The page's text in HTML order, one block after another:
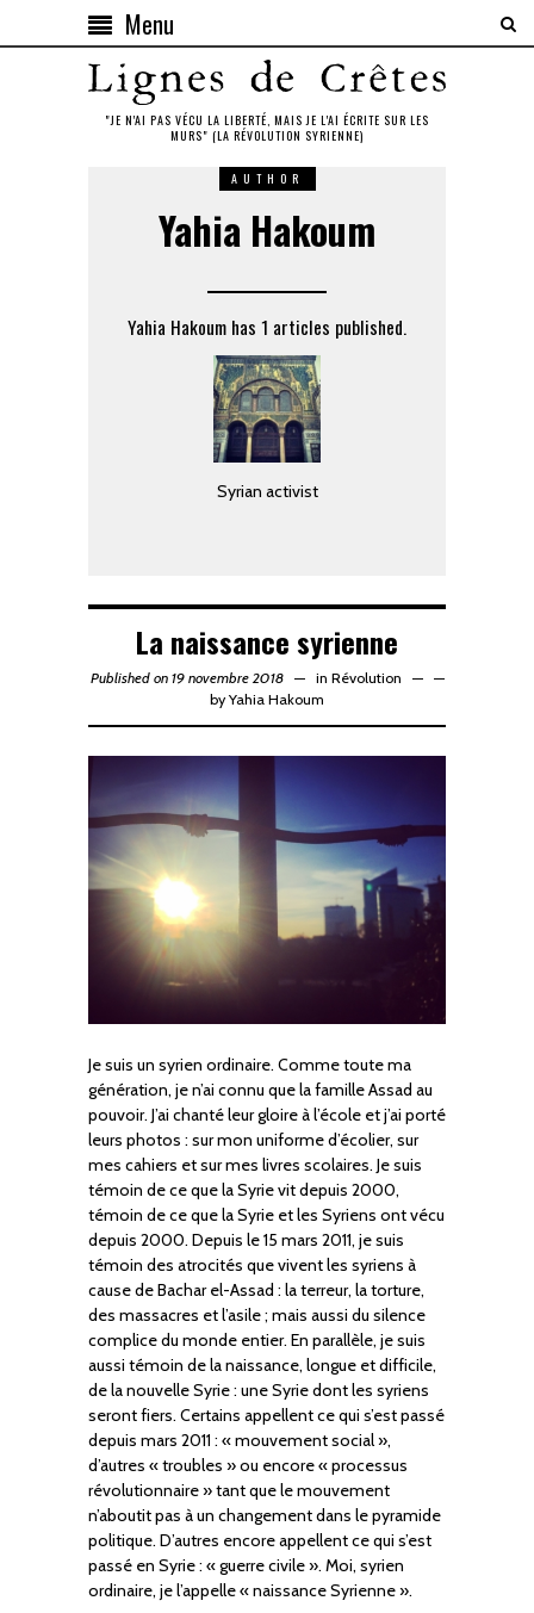
Menu
"JE N'AI PAS VÉCU LA LIBERTÉ, MAIS JE L'AI ÉCRITE SUR LES
MURS" (LA RÉVOLUTION SYRIENNE)
AUTHOR
Yahia Hakoum
Yahia Hakoum has 1 articles published.
Syrian activist
La naissance syrienne
Published on 19 novembre 2018 in Révolution
—
by Yahia Hakoum
Je suis un syrien ordinaire. Comme toute ma
génération, je n’ai connu que la famille Assad au
pouvoir. J’ai chanté leur gloire à l’école et j’ai porté
leurs photos : sur mon uniforme d’écolier, sur
mes cahiers et sur mes livres scolaires. Je suis
témoin de ce que la Syrie vit depuis 2000,
témoin de ce que la Syrie et les Syriens ont vécu
depuis 2000. Depuis le 15 mars 2011, je suis
témoin des atrocités que vivent les syriens à
cause de Bachar el-Assad : la terreur, la torture,
des massacres et l’asile ; mais aussi du silence
complice du monde entier. En parallèle, je suis
aussi témoin de la naissance, longue et difficile,
de la nouvelle Syrie : une Syrie dont les syriens
seront fiers. Certains appellent ce qui s’est passé
depuis mars 2011 : « mouvement social »,
d’autres « troubles » ou encore « processus
révolutionnaire » tant que le mouvement
n’aboutit pas à un changement dans le pyramide
politique. D’autres encore appellent ce qui s’est
passé en Syrie : « guerre civile ». Moi, syrien
ordinaire, je l’appelle « naissance Syrienne ».